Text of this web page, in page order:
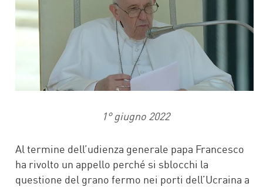
1° giugno 2022
Al termine dell’udienza generale papa Francesco
ha rivolto un appello perché si sblocchi la
questione del grano fermo nei porti dell’Ucraina a